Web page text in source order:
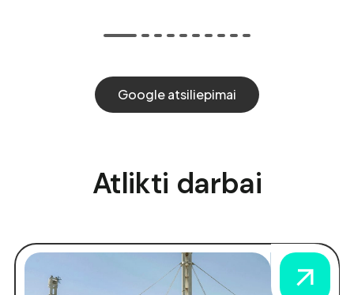
Google atsiliepimai
Atlikti darbai